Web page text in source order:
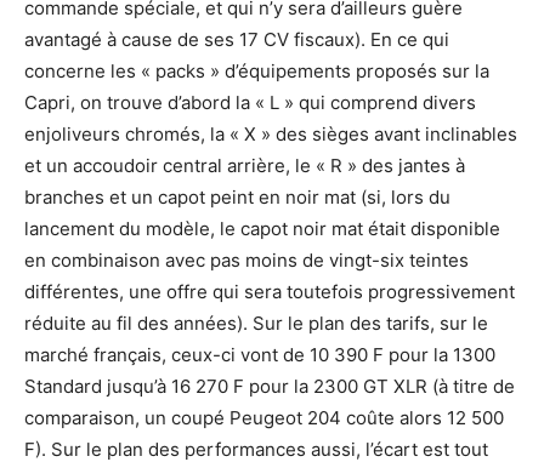
commande spéciale, et qui n’y sera d’ailleurs guère
avantagé à cause de ses 17 CV fiscaux). En ce qui
concerne les « packs » d’équipements proposés sur la
Capri, on trouve d’abord la « L » qui comprend divers
enjoliveurs chromés, la « X » des sièges avant inclinables
et un accoudoir central arrière, le « R » des jantes à
branches et un capot peint en noir mat (si, lors du
lancement du modèle, le capot noir mat était disponible
en combinaison avec pas moins de vingt-six teintes
différentes, une offre qui sera toutefois progressivement
réduite au fil des années). Sur le plan des tarifs, sur le
marché français, ceux-ci vont de 10 390 F pour la 1300
Standard jusqu’à 16 270 F pour la 2300 GT XLR (à titre de
comparaison, un coupé Peugeot 204 coûte alors 12 500
F). Sur le plan des performances aussi, l’écart est tout